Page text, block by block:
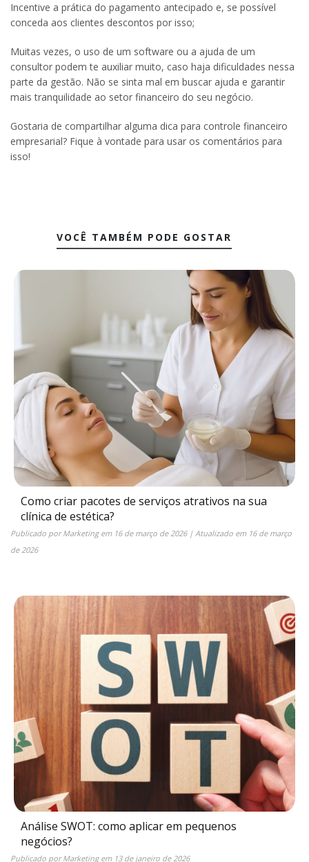
Incentive a prática do pagamento antecipado e, se possível
conceda aos clientes descontos por isso;
Muitas vezes, o uso de um software ou a ajuda de um
consultor podem te auxiliar muito, caso haja dificuldades nessa
parte da gestão. Não se sinta mal em buscar ajuda e garantir
mais tranquilidade ao setor financeiro do seu negócio.
Gostaria de compartilhar alguma dica para controle financeiro
empresarial? Fique à vontade para usar os comentários para
isso!
VOCÊ TAMBÉM PODE GOSTAR
Como criar pacotes de serviços atrativos na sua
clínica de estética?
Publicado porMarketingem 16 de março de 2026| Atualizado em 16 de março
de 2026
Análise SWOT: como aplicar em pequenos
negócios?
Publicado porMarketingem 13 de janeiro de 2026